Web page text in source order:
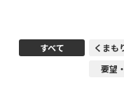
すべて くまも
要望